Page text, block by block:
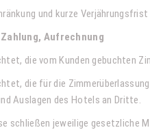
und kurze
Aufrechnung
die vom Kunden gebuchten
die für die
Auslagen des Hotels an Dritte.
schließen jeweilige